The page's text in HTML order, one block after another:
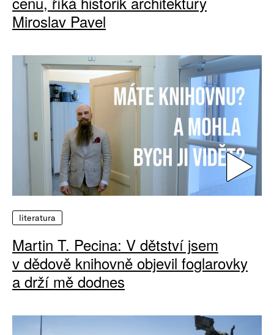
Miroslav Pavel
literatura
Martin T. Pecina: V dětství jsem
v dědově knihovně objevil foglarovky
a drží mě dodnes